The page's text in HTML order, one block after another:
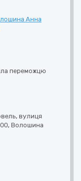
Анна
переможцю
вулиця
, Волошина